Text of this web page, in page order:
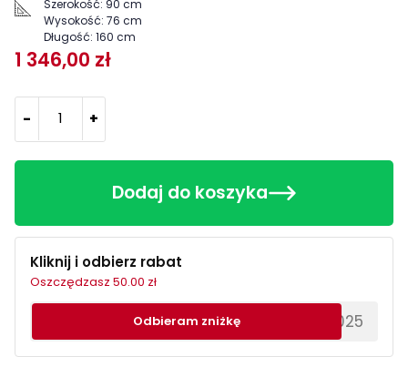
Szerokość: 90 cm
Wysokość: 76 cm
Długość: 160 cm
1 346,00 zł
- +
Dodaj do koszyka
Kliknij i odbierz rabat
Oszczędzasz 50.00 zł
********EWS2025
Odbieram zniżkę